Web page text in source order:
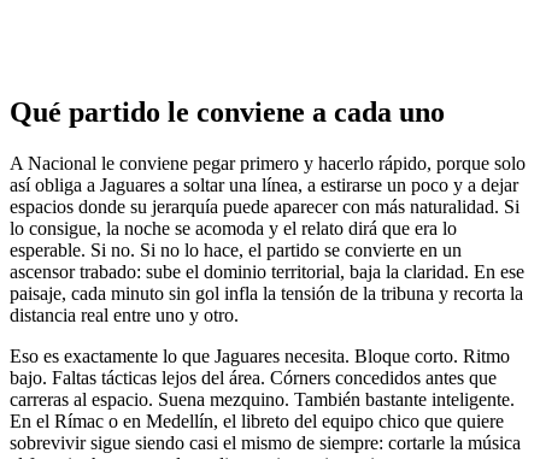
Qué partido le conviene a cada uno
A Nacional le conviene pegar primero y hacerlo rápido, porque solo
así obliga a Jaguares a soltar una línea, a estirarse un poco y a dejar
espacios donde su jerarquía puede aparecer con más naturalidad. Si
lo consigue, la noche se acomoda y el relato dirá que era lo
esperable. Si no. Si no lo hace, el partido se convierte en un
ascensor trabado: sube el dominio territorial, baja la claridad. En ese
paisaje, cada minuto sin gol infla la tensión de la tribuna y recorta la
distancia real entre uno y otro.
Eso es exactamente lo que Jaguares necesita. Bloque corto. Ritmo
bajo. Faltas tácticas lejos del área. Córners concedidos antes que
carreras al espacio. Suena mezquino. También bastante inteligente.
En el Rímac o en Medellín, el libreto del equipo chico que quiere
sobrevivir sigue siendo casi el mismo de siempre: cortarle la música